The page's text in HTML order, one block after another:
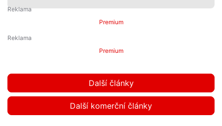
Premium
Premium
Další články
Další komerční články